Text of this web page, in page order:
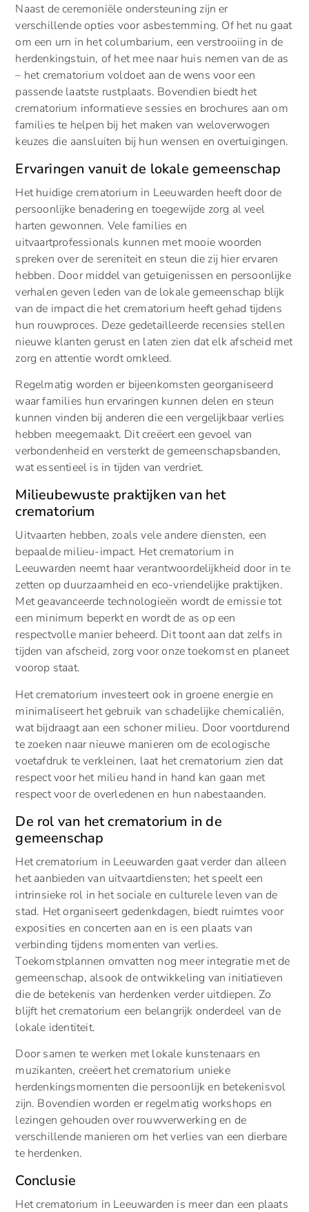
Naast de ceremoniële ondersteuning zijn er
verschillende opties voor asbestemming. Of het nu gaat
om een urn in het columbarium, een verstrooiing in de
herdenkingstuin, of het mee naar huis nemen van de as
– het crematorium voldoet aan de wens voor een
passende laatste rustplaats. Bovendien biedt het
crematorium informatieve sessies en brochures aan om
families te helpen bij het maken van weloverwogen
keuzes die aansluiten bij hun wensen en overtuigingen.
Ervaringen vanuit de lokale gemeenschap
Het huidige crematorium in Leeuwarden heeft door de
persoonlijke benadering en toegewijde zorg al veel
harten gewonnen. Vele families en
uitvaartprofessionals kunnen met mooie woorden
spreken over de sereniteit en steun die zij hier ervaren
hebben. Door middel van getuigenissen en persoonlijke
verhalen geven leden van de lokale gemeenschap blijk
van de impact die het crematorium heeft gehad tijdens
hun rouwproces. Deze gedetailleerde recensies stellen
nieuwe klanten gerust en laten zien dat elk afscheid met
zorg en attentie wordt omkleed.
Regelmatig worden er bijeenkomsten georganiseerd
waar families hun ervaringen kunnen delen en steun
kunnen vinden bij anderen die een vergelijkbaar verlies
hebben meegemaakt. Dit creëert een gevoel van
verbondenheid en versterkt de gemeenschapsbanden,
wat essentieel is in tijden van verdriet.
Milieubewuste praktijken van het
crematorium
Uitvaarten hebben, zoals vele andere diensten, een
bepaalde milieu-impact. Het crematorium in
Leeuwarden neemt haar verantwoordelijkheid door in te
zetten op duurzaamheid en eco-vriendelijke praktijken.
Met geavanceerde technologieën wordt de emissie tot
een minimum beperkt en wordt de as op een
respectvolle manier beheerd. Dit toont aan dat zelfs in
tijden van afscheid, zorg voor onze toekomst en planeet
voorop staat.
Het crematorium investeert ook in groene energie en
minimaliseert het gebruik van schadelijke chemicaliën,
wat bijdraagt aan een schoner milieu. Door voortdurend
te zoeken naar nieuwe manieren om de ecologische
voetafdruk te verkleinen, laat het crematorium zien dat
respect voor het milieu hand in hand kan gaan met
respect voor de overledenen en hun nabestaanden.
De rol van het crematorium in de
gemeenschap
Het crematorium in Leeuwarden gaat verder dan alleen
het aanbieden van uitvaartdiensten; het speelt een
intrinsieke rol in het sociale en culturele leven van de
stad. Het organiseert gedenkdagen, biedt ruimtes voor
exposities en concerten aan en is een plaats van
verbinding tijdens momenten van verlies.
Toekomstplannen omvatten nog meer integratie met de
gemeenschap, alsook de ontwikkeling van initiatieven
die de betekenis van herdenken verder uitdiepen. Zo
blijft het crematorium een belangrijk onderdeel van de
lokale identiteit.
Door samen te werken met lokale kunstenaars en
muzikanten, creëert het crematorium unieke
herdenkingsmomenten die persoonlijk en betekenisvol
zijn. Bovendien worden er regelmatig workshops en
lezingen gehouden over rouwverwerking en de
verschillende manieren om het verlies van een dierbare
te herdenken.
Conclusie
Het crematorium in Leeuwarden is meer dan een plaats